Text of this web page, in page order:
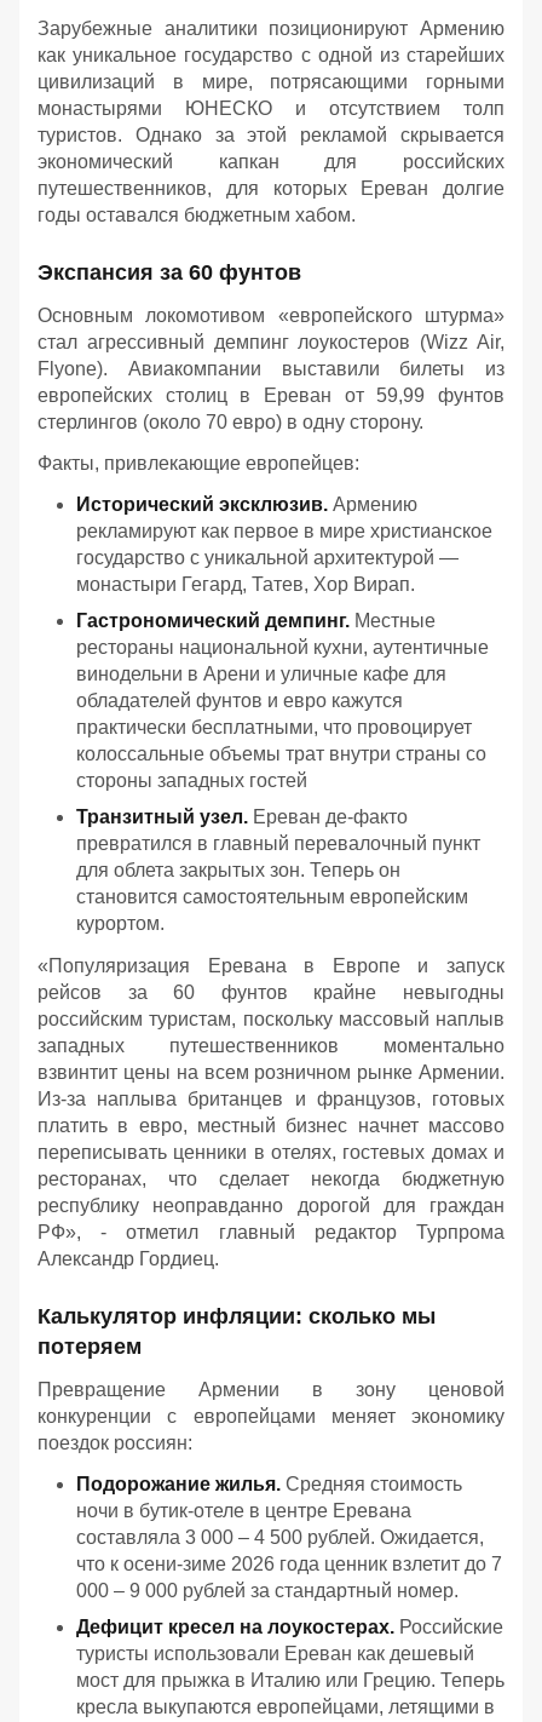
Зарубежные аналитики позиционируют Армению
как уникальное государство с одной из старейших
цивилизаций в мире, потрясающими горными
монастырями ЮНЕСКО и отсутствием толп
туристов. Однако за этой рекламой скрывается
экономический капкан для российских
путешественников, для которых Ереван долгие
годы оставался бюджетным хабом.
Экспансия за 60 фунтов
Основным локомотивом «европейского штурма»
стал агрессивный демпинг лоукостеров (Wizz Air,
Flyone). Авиакомпании выставили билеты из
европейских столиц в Ереван от 59,99 фунтов
стерлингов (около 70 евро) в одну сторону.
Факты, привлекающие европейцев:
Исторический эксклюзив. Армению
рекламируют как первое в мире христианское
государство с уникальной архитектурой —
монастыри Гегард, Татев, Хор Вирап.
Гастрономический демпинг. Местные
рестораны национальной кухни, аутентичные
винодельни в Арени и уличные кафе для
обладателей фунтов и евро кажутся
практически бесплатными, что провоцирует
колоссальные объемы трат внутри страны со
стороны западных гостей
Транзитный узел. Ереван де-факто
превратился в главный перевалочный пункт
для облета закрытых зон. Теперь он
становится самостоятельным европейским
курортом.
«Популяризация Еревана в Европе и запуск
рейсов за 60 фунтов крайне невыгодны
российским туристам, поскольку массовый наплыв
западных путешественников моментально
взвинтит цены на всем розничном рынке Армении.
Из-за наплыва британцев и французов, готовых
платить в евро, местный бизнес начнет массово
переписывать ценники в отелях, гостевых домах и
ресторанах, что сделает некогда бюджетную
республику неоправданно дорогой для граждан
РФ», - отметил главный редактор Турпрома
Александр Гордиец.
Калькулятор инфляции: сколько мы
потеряем
Превращение Армении в зону ценовой
конкуренции с европейцами меняет экономику
поездок россиян:
Подорожание жилья. Средняя стоимость
ночи в бутик-отеле в центре Еревана
составляла 3 000 – 4 500 рублей. Ожидается,
что к осени-зиме 2026 года ценник взлетит до 7
000 – 9 000 рублей за стандартный номер.
Дефицит кресел на лоукостерах. Российские
туристы использовали Ереван как дешевый
мост для прыжка в Италию или Грецию. Теперь
кресла выкупаются европейцами, летящими в